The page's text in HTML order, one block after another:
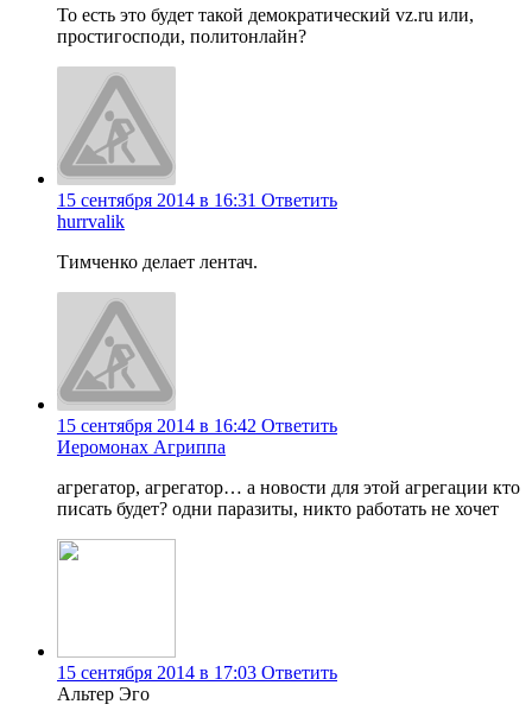
То есть это будет такой демократический vz.ru или,
простигосподи, политонлайн?
15 сентября 2014 в 16:31 Ответить
hurrvalik
Тимченко делает лентач.
15 сентября 2014 в 16:42 Ответить
Иеромонах Агриппа
агрегатор, агрегатор… а новости для этой агрегации кто
писать будет? одни паразиты, никто работать не хочет
15 сентября 2014 в 17:03 Ответить
Альтер Эго